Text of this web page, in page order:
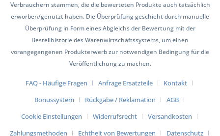
Verbrauchern stammen, die die bewerteten Produkte auch tatsächlich
erworben/genutzt haben. Die Überprüfung geschieht durch manuelle
Überprüfung in Form eines Abgleichs der Bewertung mit der
Bestellhistorie des Warenwirtschaftssystems, um einen
vorangegangenen Produkterwerb zur notwendigen Bedingung für die
Veröffentlichung zu machen.
FAQ - Häufige Fragen Anfrage Ersatzteile
Kontakt
Bonussystem
Rückgabe / Reklamation
AGB
Cookie Einstellungen
Widerrufsrecht
Versandkosten
Zahlungsmethoden
Echtheit von Bewertungen Datenschutz